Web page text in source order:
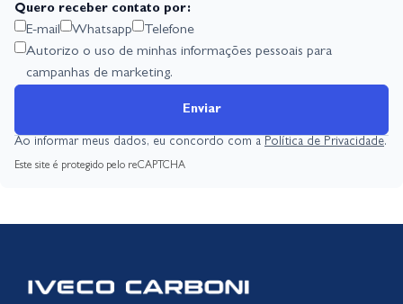
Quero receber contato por:
E-mail Whatsapp
Telefone
Autorizo o uso de minhas informações pessoais para
campanhas de marketing.
Enviar
Ao informar meus dados, eu concordo com a Política de Privacidade.
Este site é protegido pelo reCAPTCHA